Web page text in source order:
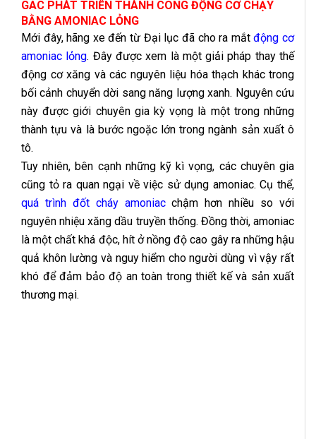
GAC PHÁT TRIỂN THÀNH CÔNG ĐỘNG CƠ CHẠY
BẰNG AMONIAC LỎNG
Mới đây, hãng xe đến từ Đại lục đã cho ra mắtđộng cơ
amoniac lỏng. Đây được xem là một giải pháp thay thế
động cơ xăng và các nguyên liệu hóa thạch khác trong
bối cảnh chuyển dời sang năng lượng xanh. Nguyên cứu
này được giới chuyên gia kỳ vọng là một trong những
thành tựu và là bước ngoặc lớn trong ngành sản xuất ô
tô.
Tuy nhiên, bên cạnh những kỹ kì vọng, các chuyên gia
cũng tỏ ra quan ngại về việc sử dụng amoniac. Cụ thể,
quá trình đốt cháy amoniacchậm hơn nhiều so với
nguyên nhiệu xăng dầu truyền thống. Đồng thời, amoniac
là một chất khá độc, hít ở nồng độ cao gây ra những hậu
quả khôn lường và nguy hiểm cho người dùng vì vậy rất
khó để đảm bảo độ an toàn trong thiết kế và sản xuất
thương mại.